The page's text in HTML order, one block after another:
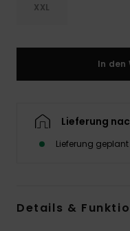
XXL
In den
Lieferung
Lieferung
Details &